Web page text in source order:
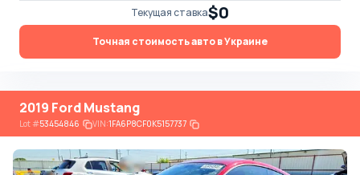
Текущая ставка$0
Точная стоимость авто в Украине
2019 Ford Mustang
Lot#53454846 VIN:1FA6P8CF0K5157737